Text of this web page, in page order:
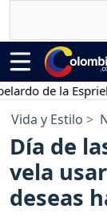
de la Espriella
Vida y Estilo
Día de
vela
deseas